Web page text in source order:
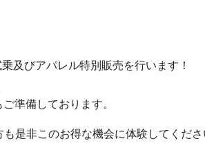
及びアパレル特別販売を行います！
準備しております。
是非このお得な機会に体験してくだ